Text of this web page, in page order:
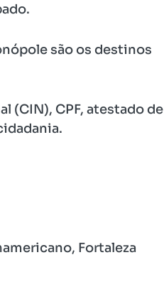
são os destinos
(CIN), CPF, atestado de
Fortaleza